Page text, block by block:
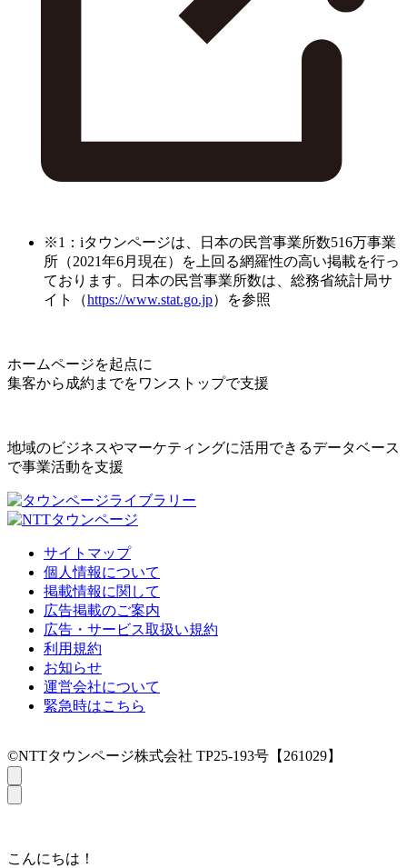
※1：iタウンページは、日本の民営事業所数516万事業
所（2021年6月現在）を上回る網羅性の高い掲載を行っ
ております。日本の民営事業所数は、総務省統計局サ
イト（https://www.stat.go.jp）を参照
ホームページを起点に
集客から成約までをワンストップで支援
地域のビジネスやマーケティングに活用できるデータベース
で事業活動を支援
サイトマップ
個人情報について
掲載情報に関して
広告掲載のご案内
広告・サービス取扱い規約
利用規約
お知らせ
運営会社について
緊急時はこちら
©NTTタウンページ株式会社 TP25-193号【261029】
こんにちは！